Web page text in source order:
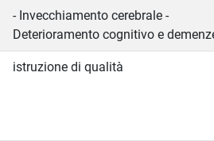
- Invecchiamento cerebrale -
Deterioramento cognitivo e
istruzione di qualità